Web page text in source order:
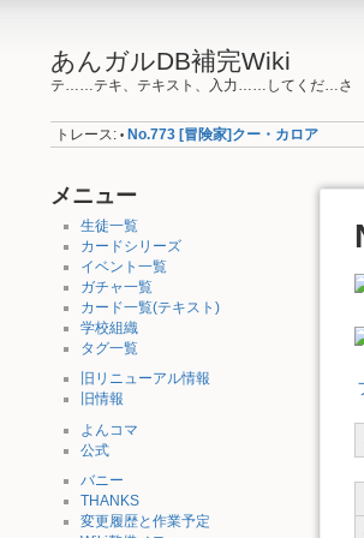
あんガルDB補完Wiki
テ……テキ、テキスト、入力……してくだ…さ
トレース: • No.773 [冒険家]クー・カロア
メニュー
生徒一覧
カードシリーズ
イベント一覧
ガチャ一覧
カード一覧(テキスト)
学校組織
タグ一覧
旧リニューアル情報
旧情報
よんコマ
公式
バニー
THANKS
変更履歴と作業予定